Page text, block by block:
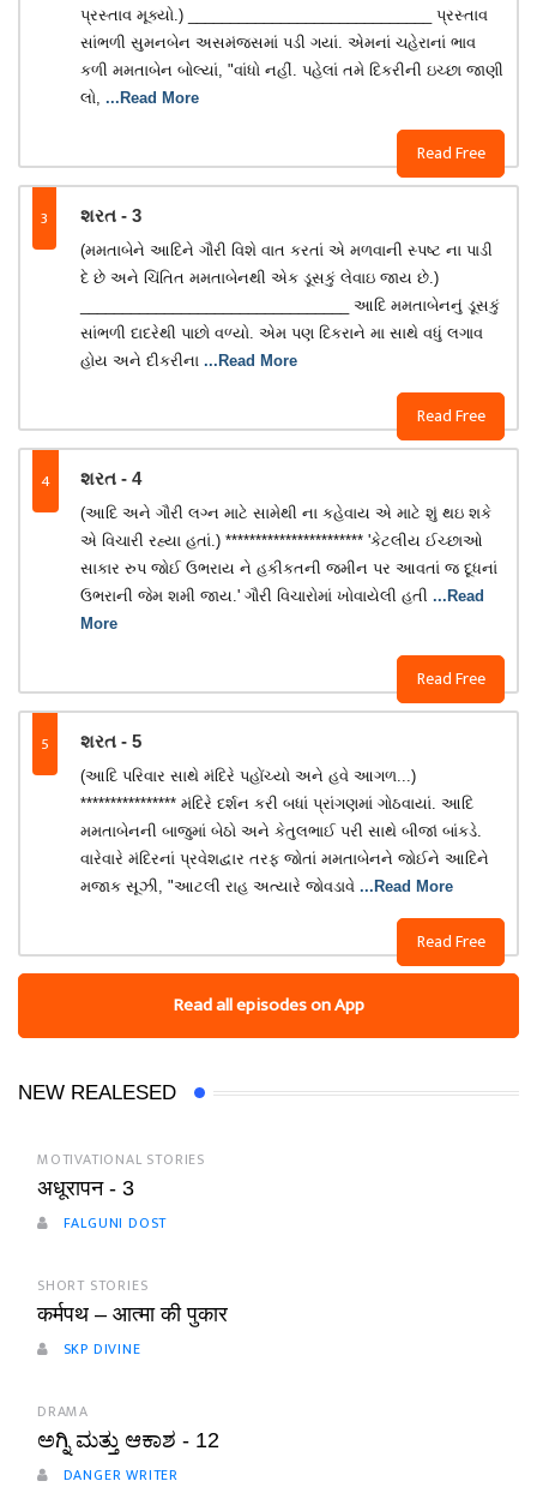
Read Free
પ્રસ્તાવ મૂક્યો.) _____________________________ પ્રસ્તાવ
સાંભળી સુમનબેન અસમંજસમાં પડી ગયાં. એમનાં ચહેરાનાં ભાવ
કળી મમતાબેન બોલ્યાં, "વાંધો નહીં. પહેલાં તમે દિકરીની ઇચ્છા જાણી
લો, ...Read More
3 શરત - 3
Read Free
(મમતાબેને આદિને ગૌરી વિશે વાત કરતાં એ મળવાની સ્પષ્ટ ના પાડી
દે છે અને ચિંતિત મમતાબેનથી એક ડૂસકું લેવાઇ જાય છે.)
________________________________ આદિ મમતાબેનનું ડૂસકું
સાંભળી દાદરેથી પાછો વળ્યો. એમ પણ દિકરાને મા સાથે વધું લગાવ
હોય અને દીકરીના ...Read More
4 શરત - 4
Read Free
(આદિ અને ગૌરી લગ્ન માટે સામેથી ના કહેવાય એ માટે શું થઇ શકે
એ વિચારી રહ્યા હતાં.) *********************** 'કેટલીય ઈચ્છાઓ
સાકાર રુપ જોઈ ઉભરાય ને હકીકતની જમીન પર આવતાં જ દૂધનાં
ઉભરાની જેમ શમી જાય.' ગૌરી વિચારોમાં ખોવાયેલી હતી ...Read
More
5 શરત - 5
Read Free
(આદિ પરિવાર સાથે મંદિરે પહોંચ્યો અને હવે આગળ...)
**************** મંદિરે દર્શન કરી બધાં પ્રાંગણમાં ગોઠવાયાં. આદિ
મમતાબેનની બાજુમાં બેઠો અને કેતુલભાઈ પરી સાથે બીજાં બાંકડે.
વારેવારે મંદિરનાં પ્રવેશદ્વાર તરફ જોતાં મમતાબેનને જોઈને આદિને
મજાક સૂઝી, "આટલી રાહ અત્યારે જોવડાવે ...Read More
Read all episodes on App
NEW REALESED
MOTIVATIONAL STORIES
अधूरापन - 3
FALGUNI DOST
SHORT STORIES
कर्मपथ – आत्मा की पुकार
SKP DIVINE
DRAMA
ಅಗ್ನಿ ಮತ್ತು ಆಕಾಶ - 12
DANGER WRITER